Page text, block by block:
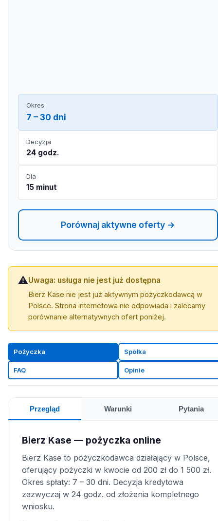
Okres
7 – 30 dni
Decyzja
24 godz.
Dla
15 minut
Porównaj aktywne oferty →
⚠️Uwaga: usługa nie jest już dostępna
Bierz Kase nie jest już aktywnym pożyczkodawcą w
Polsce. Strona internetowa nie odpowiada i zalecamy
porównanie alternatywnych ofert poniżej.
Pożyczka Spółka
FAQ Opinie
Przegląd Warunki Pytania
Bierz Kase — pożyczka online
Bierz Kase to pożyczkodawca działający w Polsce,
oferujący pożyczki w kwocie od 200 zł do 1 500 zł.
Okres spłaty: 7 – 30 dni. Decyzja kredytowa
zazwyczaj w 24 godz. od złożenia kompletnego
wniosku.